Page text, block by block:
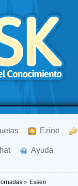
Ezine
Ayuda
» Essen